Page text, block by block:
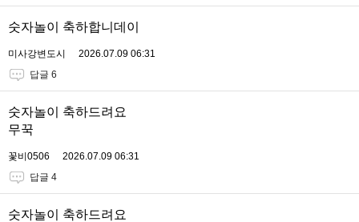
숫자놀이 축하합니데이
미사강변도시
2026.07.09 06:31
답글 6
숫자놀이 축하드려요
무꾹
꽃비0506
2026.07.09 06:31
답글 4
숫자놀이 축하드려요